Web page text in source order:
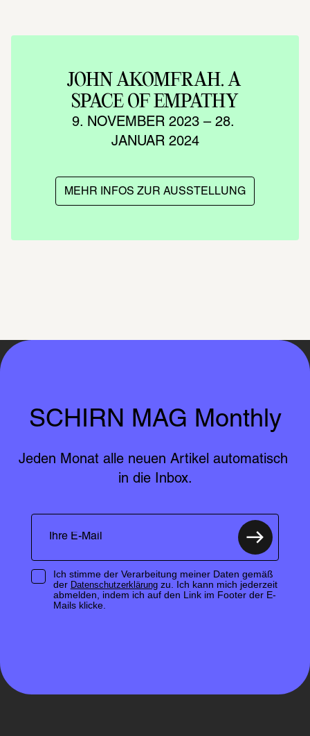
JOHN AKOM­FRAH. A
SPACE OF EMPA­THY
9. NOVEMBER 2023 – 28.
JANUAR 2024
MEHR INFOS ZUR AUSSTELLUNG
SCHIRN MAG Monthly
Jeden Monat alle neuen Artikel automatisch
in die Inbox.
Ich stimme der Verarbeitung meiner Daten gemäß
der Datenschutzerklärungzu. Ich kann mich jederzeit
abmelden, indem ich auf den Link im Footer der E-
Mails klicke.